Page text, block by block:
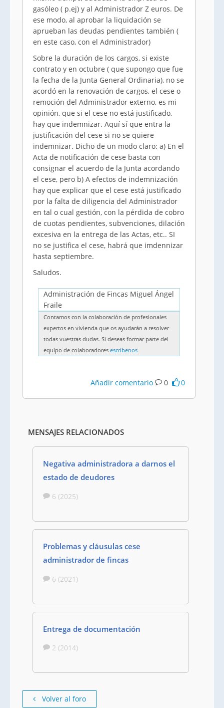
gasóleo ( p.ej) y al Administrador Z euros. De
ese modo, al aprobar la liquidación se
aprueban las deudas pendientes también (
en este caso, con el Administrador)
Sobre la duración de los cargos, si existe
contrato y en octubre ( que supongo que fue
la fecha de la Junta General Ordinaria), no se
acordó en la renovación de cargos, el cese o
remoción del Administrador externo, es mi
opinión, que si el cese no está justificado,
hay que indemnizar. Aquí sí que entra la
justificación del cese si no se quiere
indemnizar. Dicho de un modo claro: a) En el
Acta de notificación de cese basta con
consignar el acuerdo de la Junta acordando
el cese, pero b) A efectos de indemnización
hay que explicar que el cese está justificado
por la falta de diligencia del Administrador
en tal o cual gestión, con la pérdida de cobro
de cuotas pendientes, subvenciones, dilación
excesiva en la entrega de las Actas, etc.. SI
no se justifica el cese, habrá que imdennizar
hasta septiembre.
Saludos.
Administración de Fincas Miguel Ángel
Fraile
Contamos con la colaboración de profesionales
expertos en vivienda que os ayudarán a resolver
todas vuestras dudas. Si deseas formar parte del
equipo de colaboradores escríbenos
Añadir comentario 0 0
MENSAJES RELACIONADOS
Negativa administradora a darnos el
estado de deudores
6 (2025)
Problemas y cláusulas cese
administrador de fincas
6 (2021)
Entrega de documentación
2 (2014)
Volver al foro